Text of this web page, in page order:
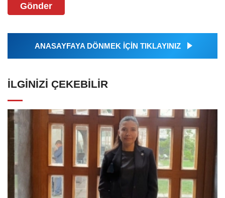
Gönder
ANASAYFAYA DÖNMEK İÇİN TIKLAYINIZ
İLGINIZI ÇEKEBILIR